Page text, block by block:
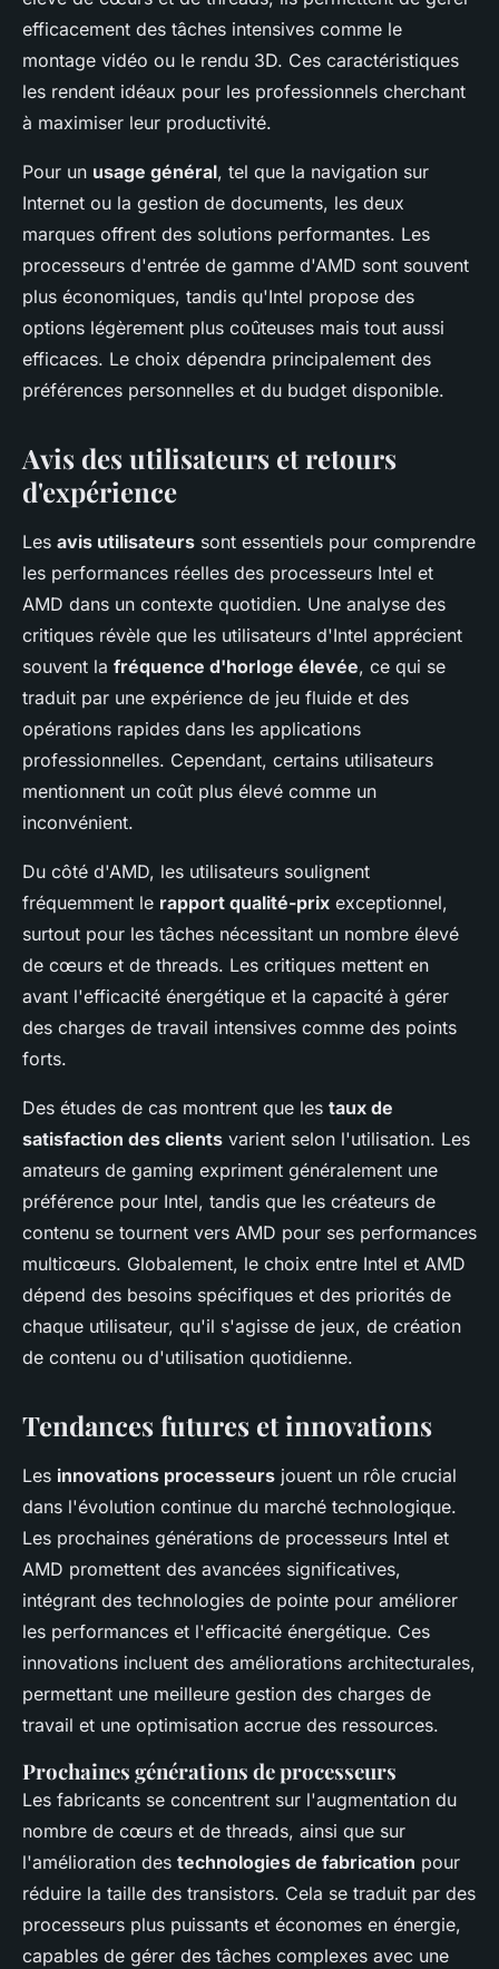
efficacement des tâches intensives comme le
montage vidéo ou le rendu 3D. Ces caractéristiques
les rendent idéaux pour les professionnels cherchant
à maximiser leur productivité.
Pour un usage général, tel que la navigation sur
Internet ou la gestion de documents, les deux
marques offrent des solutions performantes. Les
processeurs d'entrée de gamme d'AMD sont souvent
plus économiques, tandis qu'Intel propose des
options légèrement plus coûteuses mais tout aussi
efficaces. Le choix dépendra principalement des
préférences personnelles et du budget disponible.
Avis des utilisateurs et retours
d'expérience
Les avis utilisateurs sont essentiels pour comprendre
les performances réelles des processeurs Intel et
AMD dans un contexte quotidien. Une analyse des
critiques révèle que les utilisateurs d'Intel apprécient
souvent la fréquence d'horloge élevée, ce qui se
traduit par une expérience de jeu fluide et des
opérations rapides dans les applications
professionnelles. Cependant, certains utilisateurs
mentionnent un coût plus élevé comme un
inconvénient.
Du côté d'AMD, les utilisateurs soulignent
fréquemment le rapport qualité-prix exceptionnel,
surtout pour les tâches nécessitant un nombre élevé
de cœurs et de threads. Les critiques mettent en
avant l'efficacité énergétique et la capacité à gérer
des charges de travail intensives comme des points
forts.
Des études de cas montrent que les taux de
satisfaction des clients varient selon l'utilisation. Les
amateurs de gaming expriment généralement une
préférence pour Intel, tandis que les créateurs de
contenu se tournent vers AMD pour ses performances
multicœurs. Globalement, le choix entre Intel et AMD
dépend des besoins spécifiques et des priorités de
chaque utilisateur, qu'il s'agisse de jeux, de création
de contenu ou d'utilisation quotidienne.
Tendances futures et innovations
Les innovations processeurs jouent un rôle crucial
dans l'évolution continue du marché technologique.
Les prochaines générations de processeurs Intel et
AMD promettent des avancées significatives,
intégrant des technologies de pointe pour améliorer
les performances et l'efficacité énergétique. Ces
innovations incluent des améliorations architecturales,
permettant une meilleure gestion des charges de
travail et une optimisation accrue des ressources.
Prochaines générations de processeurs
Les fabricants se concentrent sur l'augmentation du
nombre de cœurs et de threads, ainsi que sur
l'amélioration des technologies de fabrication pour
réduire la taille des transistors. Cela se traduit par des
processeurs plus puissants et économes en énergie,
capables de gérer des tâches complexes avec une